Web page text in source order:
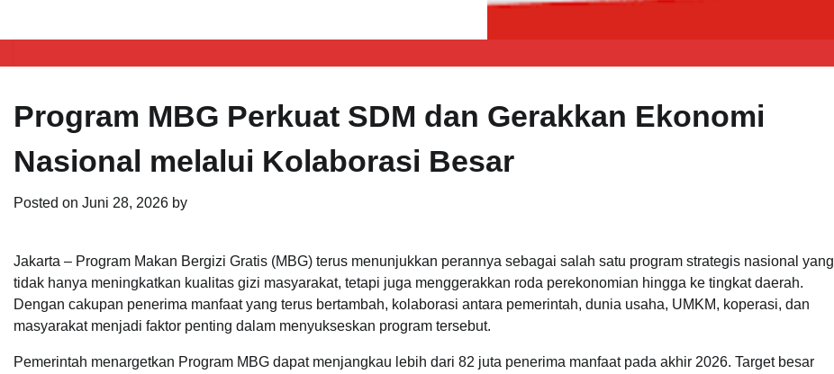
Program MBG Perkuat SDM dan Gerakkan Ekonomi
Nasional melalui Kolaborasi Besar
Posted on Juni 28, 2026 by
Jakarta – Program Makan Bergizi Gratis (MBG) terus menunjukkan perannya sebagai salah satu program strategis nasional yang
tidak hanya meningkatkan kualitas gizi masyarakat, tetapi juga menggerakkan roda perekonomian hingga ke tingkat daerah.
Dengan cakupan penerima manfaat yang terus bertambah, kolaborasi antara pemerintah, dunia usaha, UMKM, koperasi, dan
masyarakat menjadi faktor penting dalam menyukseskan program tersebut.
Pemerintah menargetkan Program MBG dapat menjangkau lebih dari 82 juta penerima manfaat pada akhir 2026. Target besar